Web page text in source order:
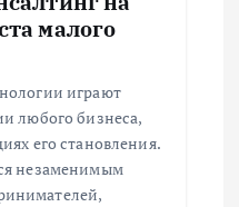
малого
играют
любого бизнеса,
его становления.
незаменимым